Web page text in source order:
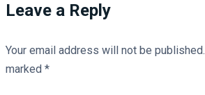
Leave a Reply
Your email address will not be published.
marked *